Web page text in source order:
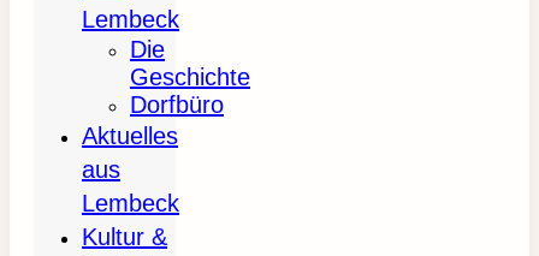
Lembeck
Die
Geschichte
Dorfbüro
Aktuelles
aus
Lembeck
Kultur &